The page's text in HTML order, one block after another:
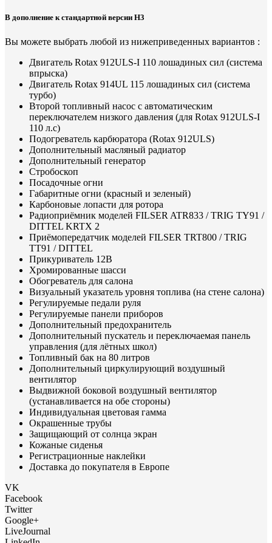
В дополнение к стандартной версии H3
Вы можете выбрать любой из нижеприведенных вариантов :
Двигатель Rotax 912ULS-I 110 лошадиных сил (система
впрыска)
Двигатель Rotax 914UL 115 лошадиных сил (система
турбо)
Второй топливный насос с автоматическим
переключателем низкого давления (для Rotax 912ULS-I
110 л.с)
Подогреватель карбюратора (Rotax 912ULS)
Дополнительный масляный радиатор
Дополнительный генератор
Стробоскоп
Посадочные огни
Габаритные огни (красный и зеленый)
Карбоновые лопасти для ротора
Радиоприёмник моделей FILSER ATR833 / TRIG TY91 /
DITTEL KRTX 2
Приёмопередатчик моделей FILSER TRT800 / TRIG
TT91 / DITTEL
Прикуриватель 12В
Хромированные шасси
Обогреватель для салона
Визуальный указатель уровня топлива (на стене салона)
Регулируемые педали руля
Регулируемые панели приборов
Дополнительный предохранитель
Дополнительный пускатель и переключаемая панель
управления (для лётных школ)
Топливный бак на 80 литров
Дополнительный циркулирующий воздушный
вентилятор
Выдвижной боковой воздушный вентилятор
(устанавливается на обе стороны)
Индивидуальная цветовая гамма
Окрашенные трубы
Защищающий от солнца экран
Кожаные сиденья
Регистрационные наклейки
Доставка до покупателя в Европе
VK
Facebook
Twitter
Google+
LiveJournal